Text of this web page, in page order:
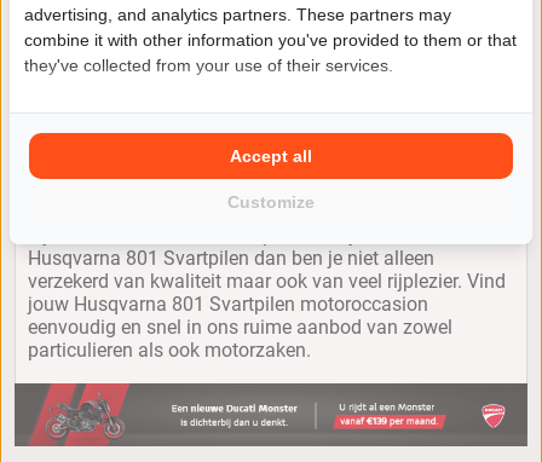
Husqvarna 801 Svartpilen / 2026 / 64km
IJsselstein
Husqvarna 801 Svartpilen dan ben je niet alleen
verzekerd van kwaliteit maar ook van veel rijplezier. Vind
jouw Husqvarna 801 Svartpilen motoroccasion
eenvoudig en snel in ons ruime aanbod van zowel
particulieren als ook motorzaken.
advertising, and analytics partners. These partners may
combine it with other information you've provided to them or that
they've collected from your use of their services.
Customize
Accept all